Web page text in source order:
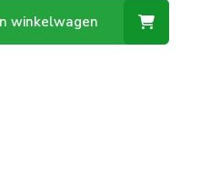
winkelwagen